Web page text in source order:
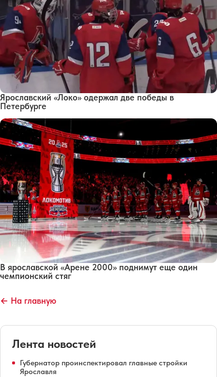
Ярославский «Локо» одержал две победы в
Петербурге
В ярославской «Арене 2000» поднимут еще один
чемпионский стяг
← На главную
Лента новостей
Губернатор проинспектировал главные стройки
Ярославля